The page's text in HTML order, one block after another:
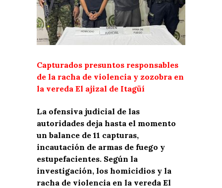
Capturados presuntos responsables
de la racha de violencia y zozobra en
la vereda El ajizal de Itagüí
La ofensiva judicial de las
autoridades deja hasta el momento
un balance de 11 capturas,
incautación de armas de fuego y
estupefacientes. Según la
investigación, los homicidios y la
racha de violencia en la vereda El